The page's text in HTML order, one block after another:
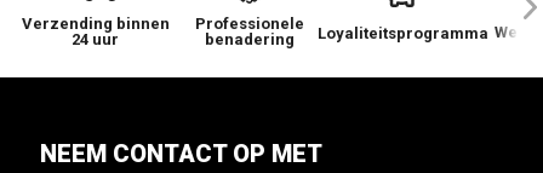
Verzending binnen
24 uur
Professionele
benadering
Loyaliteitsprogramma We
NEEM CONTACT OP MET